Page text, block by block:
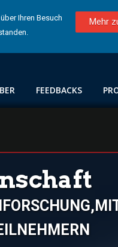
FEEDBACKS
E
Ihren Besuch
Mehr